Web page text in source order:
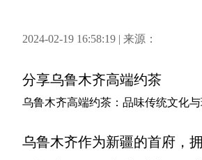
2024-02-19 16:58:19 | 来源：
分享乌鲁木齐高端约茶
乌鲁木齐高端约茶：品味传统文化
乌鲁木齐作为新疆的首府，